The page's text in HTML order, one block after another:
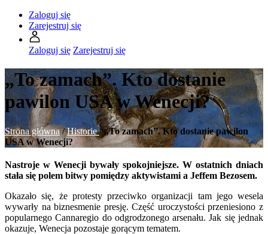
Zaloguj się
Zarejestruj się
Zaloguj się Zarejestruj się
„To zamach”. Kto dostanie
pawilon USA w Wenecji?
Strona główna/Historie/„To zamach”. Kto dostanie pawilon
USA w Wenecji?
Nastroje w Wenecji bywały spokojniejsze. W ostatnich dniach
stała się polem bitwy pomiędzy aktywistami a Jeffem Bezosem.
Okazało się, że protesty przeciwko organizacji tam jego wesela
wywarły na biznesmenie presję. Część uroczystości przeniesiono z
popularnego Cannaregio do odgrodzonego arsenału. Jak się jednak
okazuje, Wenecja pozostaje gorącym tematem.